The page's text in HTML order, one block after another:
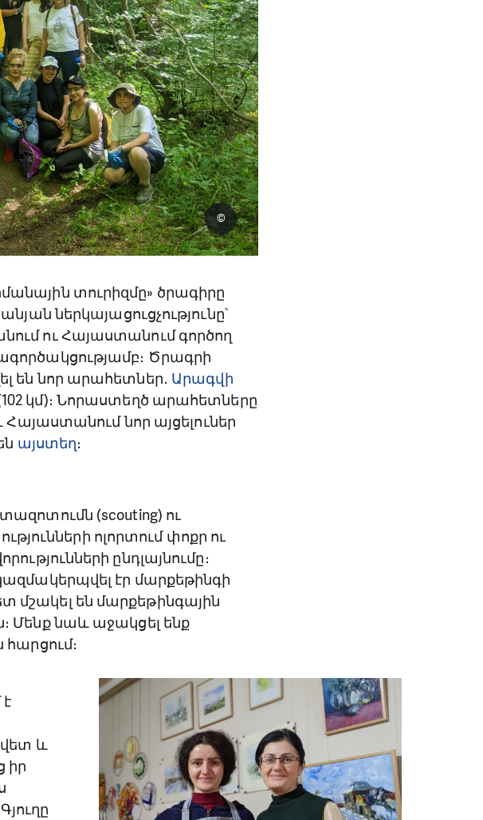
©
տուրիզմը» ծրագիրը
ներկայացուցչությունը՝
ու Հայաստանում գործող
Ծրագրի
են նոր արահետներ․ Արագվի
կմ)։ Նորաստեղծ արահետները
նոր այցելուներ
այստեղ։
(scouting) ու
ոլորտում փոքր ու
ընդլայնումը։
էր մարքեթինգի
են մարքեթինգային
Մենք նաև աջակցել ենք
և
իր